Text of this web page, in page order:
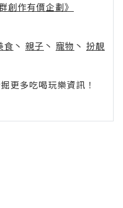
創作有價企劃》
食 丶 親子 丶 寵物 丶 扮靚
更多吃喝玩樂資訊！